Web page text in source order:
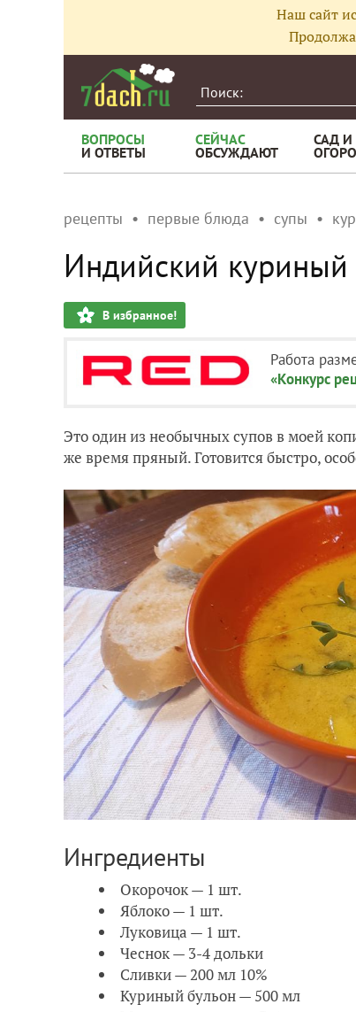
Наш сайт
ВОПРОСЫ
И ОТВЕТЫ
СЕЙЧАС
ОБСУЖДАЮТ
САД И
рецепты первые блюда супы
Индийский куриный
В избранное!
Работа
«Конкурс
Это один из необычных супов в моей
же время пряный. Готовится быстро,
Ингредиенты
Окорочок — 1 шт.
Яблоко — 1 шт.
Луковица — 1 шт.
Чеснок — 3-4 дольки
Сливки — 200 мл 10%
Куриный бульон — 500 мл